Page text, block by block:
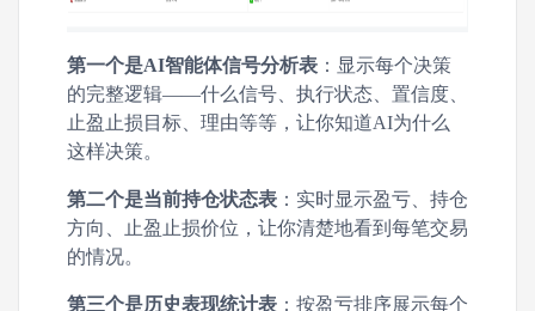
第一个是AI智能体信号分析表 ：显示每个决策
的完整逻辑——什么信号、执行状态、置信度、
止盈止损目标、理由等等，让你知道AI为什么
这样决策。
第二个是当前持仓状态表 ：实时显示盈亏、持仓
方向、止盈止损价位，让你清楚地看到每笔交易
的情况。
第三个是历史表现统计表 ：按盈亏排序展示每个